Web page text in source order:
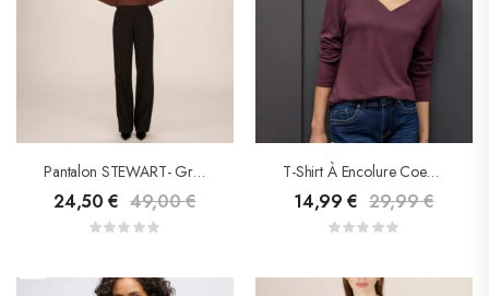
Pantalon STEWART- Grace & Mila
24,50€ 49,00€
T-Shirt À Encolure Coeur- Street One
14,99€ 29,99€